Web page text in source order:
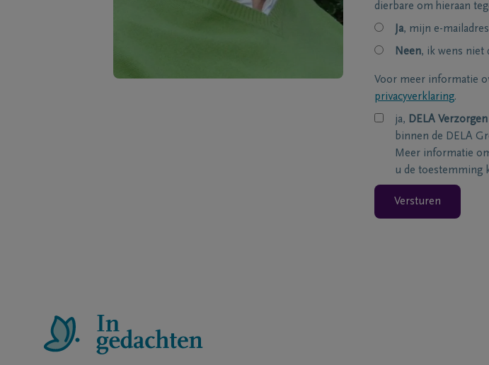
dierbare om hieraan
Ja, mijn e-
Neen, ik wens niet
Voor meer informatie
privacyverklaring.
ja, DELA Verzorgen
binnen de DELA
Meer informatie
u de toestemming
Versturen